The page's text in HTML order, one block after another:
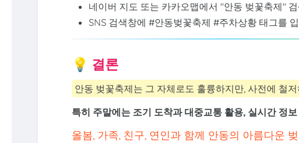
네이버 지도 또는 카카오맵에서 "안동 벚꽃축제"
SNS 검색창에 #안동벚꽃축제 #주차상황 태그를
💡 결론
안동 벚꽃축제는 그 자체로도 훌륭하지만, 사전에 철
특히 주말에는 조기 도착과 대중교통 활용, 실시간 정
올봄, 가족, 친구, 연인과 함께 안동의 아름다운